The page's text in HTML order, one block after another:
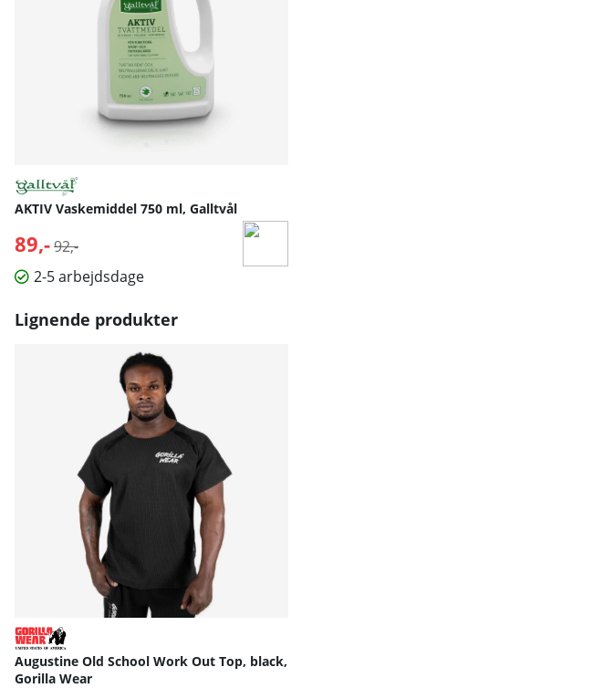
AKTIV Vaskemiddel 750 ml, Galltvål
89,- Normalpris:
92,-
2-5 arbejdsdage
Lignende produkter
Augustine Old School Work Out Top, black,
Gorilla Wear